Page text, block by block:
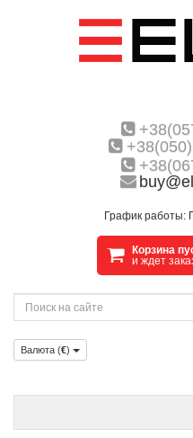
+38(050)
График работы:
Корзина
и ждет
Валюта (€)